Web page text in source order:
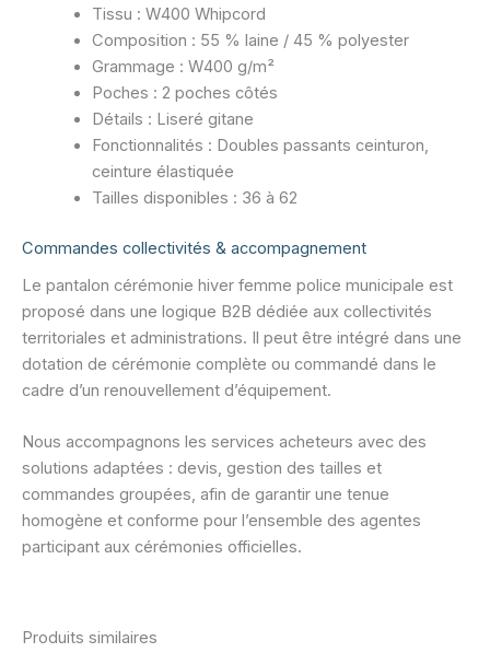
Tissu : W400 Whipcord
Composition : 55 % laine / 45 % polyester
Grammage : W400 g/m²
Poches : 2 poches côtés
Détails : Liseré gitane
Fonctionnalités : Doubles passants ceinturon,
ceinture élastiquée
Tailles disponibles : 36 à 62
Commandes collectivités & accompagnement
Le pantalon cérémonie hiver femme police municipale est
proposé dans une logique B2B dédiée aux collectivités
territoriales et administrations. Il peut être intégré dans une
dotation de cérémonie complète ou commandé dans le
cadre d’un renouvellement d’équipement.
Nous accompagnons les services acheteurs avec des
solutions adaptées : devis, gestion des tailles et
commandes groupées, afin de garantir une tenue
homogène et conforme pour l’ensemble des agentes
participant aux cérémonies officielles.
Produits similaires